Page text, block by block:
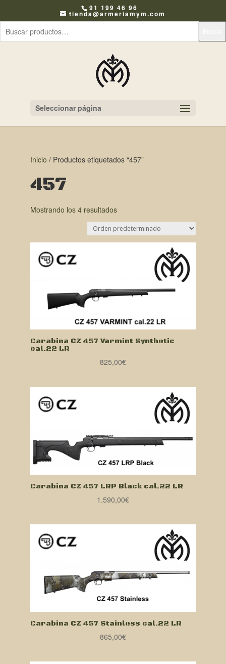
91 199 46 96
tienda@armeriamym.com
Seleccionar página
Inicio / Productos etiquetados “457”
457
Mostrando los 4 resultados
Carabina CZ 457 Varmint Synthetic
cal.22 LR
825,00€
Carabina CZ 457 LRP Black cal.22 LR
1.590,00€
Carabina CZ 457 Stainless cal.22 LR
865,00€